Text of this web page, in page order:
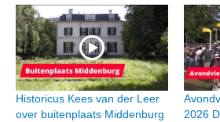
Historicus Kees van der Leer
over buitenplaats Middenburg
2026